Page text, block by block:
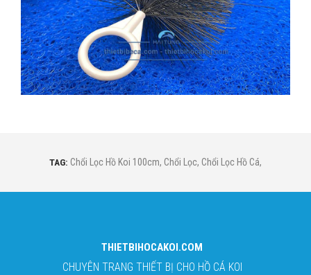
TAG: Chổi Lọc Hồ Koi 100cm, Chổi Lọc, Chổi Lọc Hồ Cá,
THIETBIHOCAKOI.COM
CHUYÊN TRANG THIẾT BỊ CHO HỒ CÁ KOI